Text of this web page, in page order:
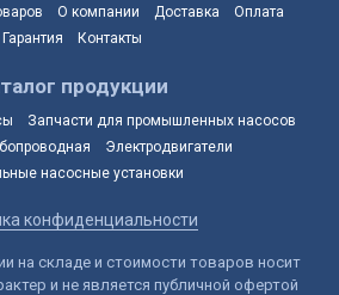
О компании Доставка
Оплата
Гарантия
Контакты
продукции
Запчасти для промышленных насосов
Электродвигатели
насосные установки
конфиденциальности
на складе и стоимости товаров носит
и не является публичной офертой